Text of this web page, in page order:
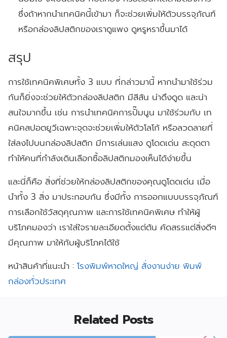
ซึ่งถ้าหากนำเทคนิคนี้เข้ามา ก็จะช่วยเพิ่มให้ตัวบรรจุภัณฑ์
หรือกล่องลิปสติกของเราดูแพง ดูหรูหราขึ้นมาได้
สรุป
การใช้เทคนิคพิเศษทั้ง 3 แบบ ที่กล่าวมานี้ หากนำมาใช้ร่วม
กันก็ยิ่งจะช่วยให้ตัวกล่องลิปสติก มีสีสัน น่าดึงดูด และน่า
สนใจมากขึ้น เช่น การนำเทคนิคการปั๊มนูน มาใช้ร่วมกับ เท
คนิคสปอตยูวีเฉพาะจุดจะช่วยเพิ่มให้ตัวโลโก้ หรือลวดลายที่
ใส่ลงไปบนกล่องลิปสติก มีการเล่นแสง ดูโดดเด่น สะดุดตา
ทำให้คนที่กำลังเดินเลือกซื้อลิปสติกมองเห็นได้ง่ายขึ้น
และนี่ก็คือ สิ่งที่ช่วยให้กล่องลิปสติกของคุณดูโดดเด่น เมื่อ
นำทั้ง 3 สิ่ง มาประกอบกัน ซึ่งมีทั้ง การออกแบบบรรจุภัณฑ์
การเลือกใช้วัสดุคุณภาพ และการใช้เทคนิคพิเศษ ทำให้ผู้
บริโภคมองว่า เราใส่ใจรายละเอียดตั้งแต่ต้น คัดสรรแต่สิ่งดีๆ
มีคุณภาพ มาให้กับผู้บริโภคได้ใช้
หน้าสินค้าที่แนะนำ : โรงพิมพ์หาดใหญ่ สั่งงานง่าย พิมพ์
กล่องทั่วประเทศ
Related Posts